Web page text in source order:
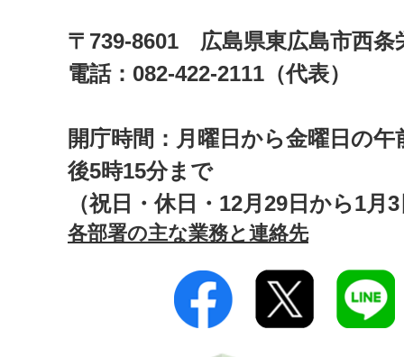
〒739-8601 広島県東広島市西
電話：082-422-2111（代表）
開庁時間：月曜日から金曜日の午
後5時15分まで
（祝日・休日・12月29日から1月
各部署の主な業務と連絡先